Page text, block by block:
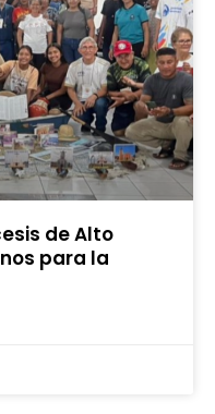
de Alto
para la